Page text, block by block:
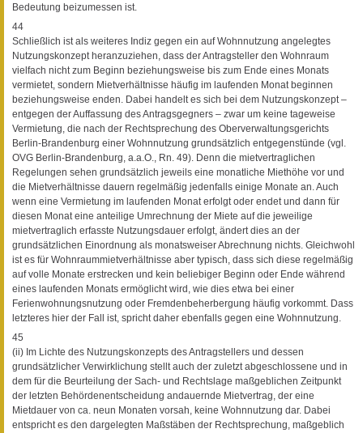
Bedeutung beizumessen ist.
44
Schließlich ist als weiteres Indiz gegen ein auf Wohnnutzung angelegtes
Nutzungskonzept heranzuziehen, dass der Antragsteller den Wohnraum
vielfach nicht zum Beginn beziehungsweise bis zum Ende eines Monats
vermietet, sondern Mietverhältnisse häufig im laufenden Monat beginnen
beziehungsweise enden. Dabei handelt es sich bei dem Nutzungskonzept –
entgegen der Auffassung des Antragsgegners – zwar um keine tageweise
Vermietung, die nach der Rechtsprechung des Oberverwaltungsgerichts
Berlin-Brandenburg einer Wohnnutzung grundsätzlich entgegenstünde (vgl.
OVG Berlin-Brandenburg, a.a.O., Rn. 49). Denn die mietvertraglichen
Regelungen sehen grundsätzlich jeweils eine monatliche Miethöhe vor und
die Mietverhältnisse dauern regelmäßig jedenfalls einige Monate an. Auch
wenn eine Vermietung im laufenden Monat erfolgt oder endet und dann für
diesen Monat eine anteilige Umrechnung der Miete auf die jeweilige
mietvertraglich erfasste Nutzungsdauer erfolgt, ändert dies an der
grundsätzlichen Einordnung als monatsweiser Abrechnung nichts. Gleichwohl
ist es für Wohnraummietverhältnisse aber typisch, dass sich diese regelmäßig
auf volle Monate erstrecken und kein beliebiger Beginn oder Ende während
eines laufenden Monats ermöglicht wird, wie dies etwa bei einer
Ferienwohnungsnutzung oder Fremdenbeherbergung häufig vorkommt. Dass
letzteres hier der Fall ist, spricht daher ebenfalls gegen eine Wohnnutzung.
45
(ii) Im Lichte des Nutzungskonzepts des Antragstellers und dessen
grundsätzlicher Verwirklichung stellt auch der zuletzt abgeschlossene und in
dem für die Beurteilung der Sach- und Rechtslage maßgeblichen Zeitpunkt
der letzten Behördenentscheidung andauernde Mietvertrag, der eine
Mietdauer von ca. neun Monaten vorsah, keine Wohnnutzung dar. Dabei
entspricht es den dargelegten Maßstäben der Rechtsprechung, maßgeblich